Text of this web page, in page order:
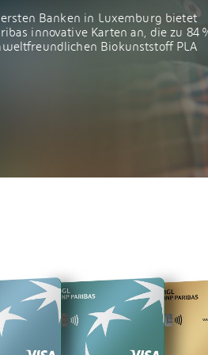
Banken in Luxemburg bietet
innovative Karten an, die zu 84
Biokunststoff PLA